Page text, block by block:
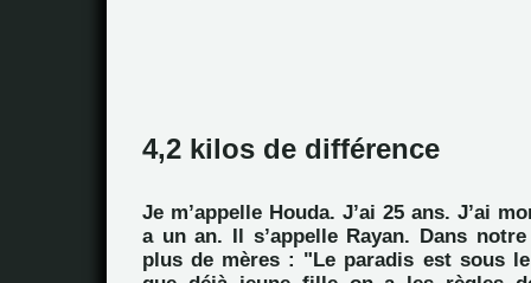
4,2 kilos de différence
Je m’appelle Houda. J’ai 25 ans. J’ai
a un an. Il s’appelle Rayan. Dans
plus de mères : "Le paradis est sous